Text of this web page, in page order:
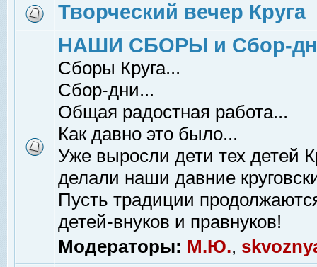
Творческий вечер Круга
НАШИ СБОРЫ и Сбор-
Сборы Круга...
Сбор-дни...
Общая радостная работа...
Как давно это было...
Уже выросли дети тех детей
делали наши давние
Пусть традиции
детей-внуков и правнуков!
Модераторы: М.Ю.,